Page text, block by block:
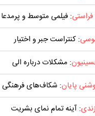
: فیلمی متوسط و پرمدعا
: کنتراست جبر و اختیار
: مشکلات درباره الی
پایان: شکاف‌های فرهنگی
: آینه تمام نمای بشریت